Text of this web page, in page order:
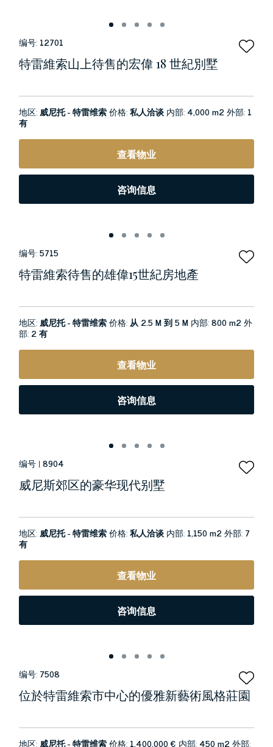
编号: 12701
特雷維索山上待售的宏偉 18 世紀別墅
地区:威尼托 - 特雷维索价格:私人洽谈 内部: 4,000 m2外部: 1
有
查看物业
咨询信息
编号:5715
特雷維索待售的雄偉15世紀房地產
地区:威尼托 - 特雷维索价格:从 2.5 M 到 5 M 内部:800 m2外
部: 2 有
查看物业
咨询信息
编号 | 8904
威尼斯郊区的豪华现代别墅
地区:威尼托 - 特雷维索价格:私人洽谈 内部: 1,150 m2外部: 7
有
查看物业
咨询信息
编号: 7508
位於特雷維索市中心的優雅新藝術風格莊園
地区:威尼托 - 特雷维索价格: 1.400.000 € 内部: 450 m2外部: